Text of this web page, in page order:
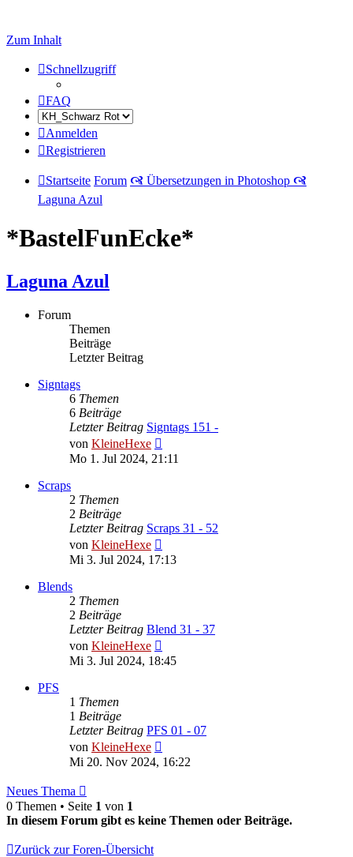
Zum Inhalt
Schnellzugriff
FAQ
Anmelden
Registrieren
Startseite Forum 🙧 Übersetzungen in Photoshop 🙧
Laguna Azul
*BastelFunEcke*
Laguna Azul
Forum
Themen
Beiträge
Letzter Beitrag
Signtags
6 Themen
6 Beiträge
Letzter Beitrag Signtags 151 -
von KleineHexe
Beitrag
Mo 1. Jul 2024, 21:11
Scraps
2 Themen
2 Beiträge
Letzter Beitrag Scraps 31 - 52
von KleineHexe
Beitrag
Mi 3. Jul 2024, 17:13
Blends
2 Themen
2 Beiträge
Letzter Beitrag Blend 31 - 37
von KleineHexe
Beitrag
Mi 3. Jul 2024, 18:45
PFS
1 Themen
1 Beiträge
Letzter Beitrag PFS 01 - 07
von KleineHexe
Beitrag
Mi 20. Nov 2024, 16:22
Neues Thema
0 Themen • Seite 1 von 1
In diesem Forum gibt es keine Themen oder Beiträge.
Zurück zur Foren-Übersicht